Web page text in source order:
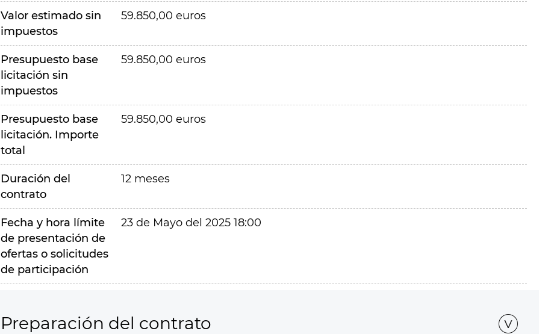
Valor estimado sin
impuestos
59.850,00 euros
Presupuesto base
licitación sin
impuestos
59.850,00 euros
Presupuesto base
licitación. Importe
total
59.850,00 euros
Duración del
contrato
12 meses
Fecha y hora límite
de presentación de
ofertas o solicitudes
de participación
23 de Mayo del 2025 18:00
Preparación del contrato